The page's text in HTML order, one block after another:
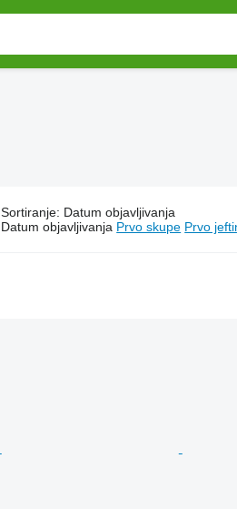
Sortiranje: Datum objavljivanja
Datum objavljivanja Prvo skupe Prvo